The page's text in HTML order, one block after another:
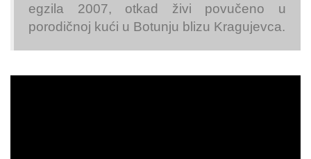
egzila 2007, otkad živi povučeno u
porodičnoj kući u Botunju blizu Kragujevca.